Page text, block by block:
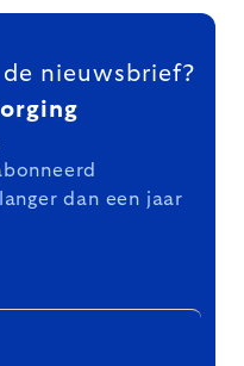
nieuwsbrief?
dan een jaar